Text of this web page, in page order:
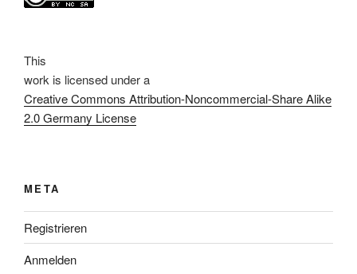
This
work is licensed under a
Creative Commons Attribution-Noncommercial-Share Alike
2.0 Germany License
META
Registrieren
Anmelden